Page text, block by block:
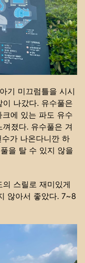
기 미끄럼틀을 시시
나갔다. 유수풀은
크에 있는 파도 유수
졌다. 유수풀은 겨
가 나온다니깐 하
을 탈 수 있지 않을
스릴로 재미있게
않아서 좋았다. 7~8